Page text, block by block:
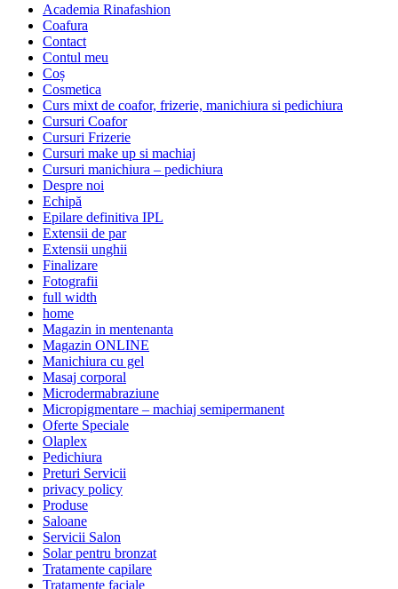
Academia Rinafashion
Coafura
Contact
Contul meu
Coș
Cosmetica
Curs mixt de coafor, frizerie, manichiura si pedichiura
Cursuri Coafor
Cursuri Frizerie
Cursuri make up si machiaj
Cursuri manichiura – pedichiura
Despre noi
Echipă
Epilare definitiva IPL
Extensii de par
Extensii unghii
Finalizare
Fotografii
full width
home
Magazin in mentenanta
Magazin ONLINE
Manichiura cu gel
Masaj corporal
Microdermabraziune
Micropigmentare – machiaj semipermanent
Oferte Speciale
Olaplex
Pedichiura
Preturi Servicii
privacy policy
Produse
Saloane
Servicii Salon
Solar pentru bronzat
Tratamente capilare
Tratamente faciale